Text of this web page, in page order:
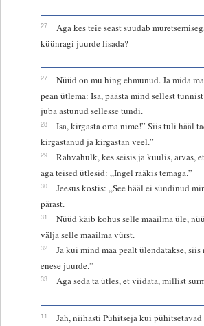
27
Aga kes teie seast suudab
küünragi juurde lisada?
27
Nüüd on mu hing ehmunud. Ja mida
pean ütlema: Isa, päästa mind sellest
juba astunud sellesse tundi.
28
Isa, kirgasta oma nime!” Siis tuli hääl
kirgastanud ja kirgastan veel.”
29
Rahvahulk, kes seisis ja kuulis, arvas,
aga teised ütlesid: „Ingel rääkis temaga.”
30
Jeesus kostis: „See hääl ei sündinud
pärast.
31
Nüüd käib kohus selle maailma üle,
välja selle maailma vürst.
32
Ja kui mind maa pealt ülendatakse,
enese juurde.”
33 Aga seda ta ütles, et viidata, millist
11
Jah, niihästi Pühitseja kui